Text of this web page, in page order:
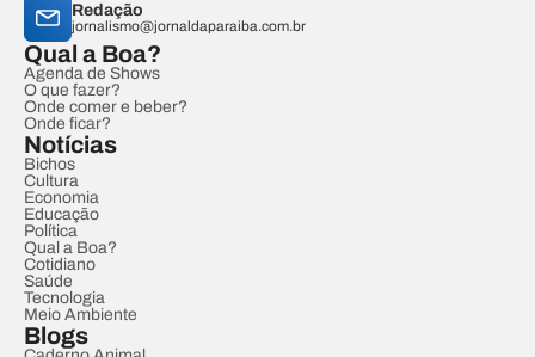
Redação
jornalismo@jornaldaparaiba.com.br
Qual a Boa?
Agenda de Shows
O que fazer?
Onde comer e beber?
Onde ficar?
Notícias
Bichos
Cultura
Economia
Educação
Política
Qual a Boa?
Cotidiano
Saúde
Tecnologia
Meio Ambiente
Blogs